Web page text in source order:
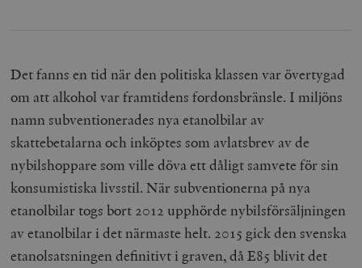
Det fanns en tid när den politiska klassen var övertygad
om att alkohol var framtidens fordonsbränsle. I miljöns
namn subventionerades nya etanolbilar av
skattebetalarna och inköptes som avlatsbrev av de
nybilshoppare som ville döva ett dåligt samvete för sin
konsumistiska livsstil. När subventionerna på nya
etanolbilar togs bort 2012 upphörde nybilsförsäljningen
av etanolbilar i det närmaste helt. 2015 gick den svenska
etanolsatsningen definitivt i graven, då E85 blivit det